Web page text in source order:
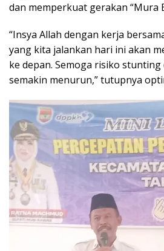
dan memperkuat gerakan “Mura
“Insya Allah dengan kerja
yang kita jalankan hari ini akan
ke depan. Semoga risiko stunting
semakin menurun,” tutupnya